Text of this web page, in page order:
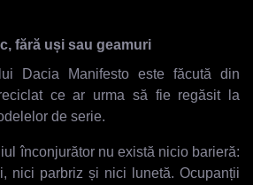
fără uși sau geamuri
Dacia Manifesto este făcută din
ce ar urma să fie regăsit la
de serie.
înconjurător nu există nicio barieră:
nici parbriz și nici lunetă. Ocupanții